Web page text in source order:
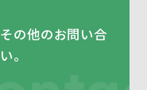
の他のお問い合
。